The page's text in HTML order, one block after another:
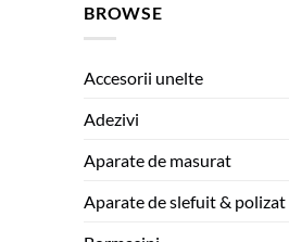
BROWSE
Accesorii unelte
Adezivi
Aparate de masurat
Aparate de slefuit & polizat